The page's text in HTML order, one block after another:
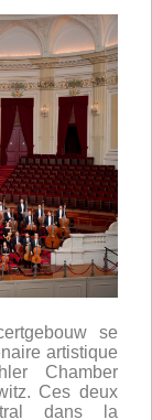
se
artistique
Chamber
Ces deux
dans la